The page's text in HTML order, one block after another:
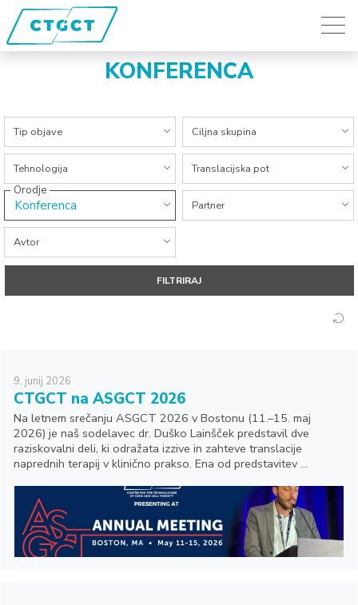
KONFERENCA
Tip objave
Vse kategorije Ciljna skupina
Vse kategorije
Tehnologija
Vse kategorije Translacijska pot
Vse kategorije
Orodje
Konferenca Partner
Vse kategorije
Avtor
Vse kategorije
FILTRIRAJ
9. junij 2026
CTGCT na ASGCT 2026
Na letnem srečanju ASGCT 2026 v Bostonu (11.–15. maj
2026) je naš sodelavec dr. Duško Lainšček predstavil dve
raziskovalni deli, ki odražata izzive in zahteve translacije
naprednih terapij v klinično prakso. Ena od predstavitev ...